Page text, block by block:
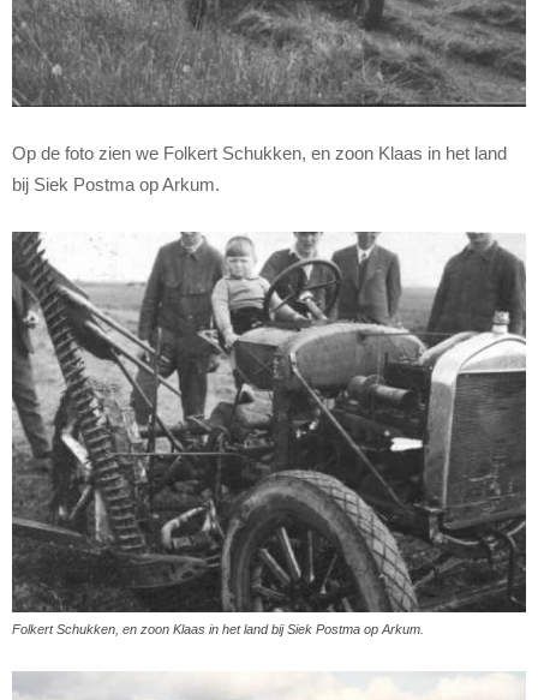
Op de foto zien we Folkert Schukken, en zoon Klaas in het land
bij Siek Postma op Arkum.
Folkert Schukken, en zoon Klaas in het land bij Siek Postma op Arkum.